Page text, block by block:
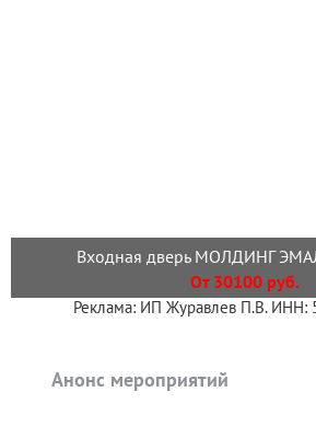
Входная дверь МОЛДИНГ
От 30100 руб.
Реклама: ИП Журавлев П.В. ИНН:
Анонс мероприятий